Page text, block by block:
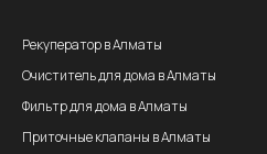
Рекуператор в Алматы
Очиститель для дома в Алматы
Фильтр для дома в Алматы
Приточные клапаны в Алматы